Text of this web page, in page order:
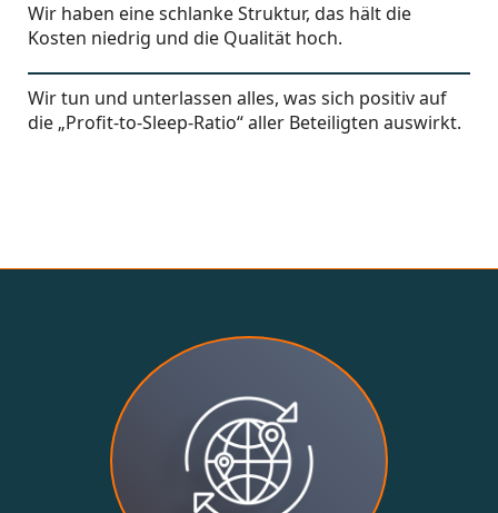
Wir haben eine schlanke Struktur, das hält die
Kosten niedrig und die Qualität hoch.
Wir tun und unterlassen alles, was sich positiv auf
die „Profit-to-Sleep-Ratio“ aller Beteiligten auswirkt.